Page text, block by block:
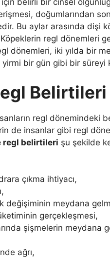
belirli bir cinsel
doğumlarından
Bu aylar arasında dişi
regl dönemleri
dönemleri, iki yılda bir
bir gün gibi bir süreyi
Belirtileri
regl dönemindeki
de insanlar gibi regl
regl belirtileri şu şekilde
çıkma ihtiyacı,
değişiminin meydana
gerçekleşmesi,
şişmelerin meydana
ağrı,